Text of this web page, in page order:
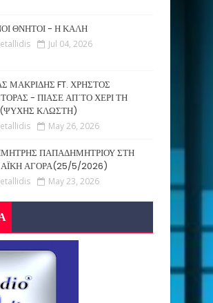
ΘΝΗΤΟΙ - Η ΚΑΛΗ
Jul 04, 2026
ΜΑΚΡΙΔΗΣ FT. ΧΡΗΣΤΟΣ
- ΠΙΑΣΕ ΑΠ΄ΤΟ ΧΕΡΙ ΤΗ
ΚΛΩΣΤΗ)
May 26, 2026
ΠΑΠΑΔΗΜΗΤΡΙΟΥ ΣΤΗ
ΑΓΟΡΑ(25/5/2026)
May 23, 2026